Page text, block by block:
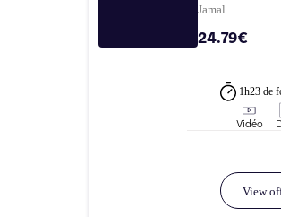
Jamal
24.79€
1h23 de
Vidéo
View